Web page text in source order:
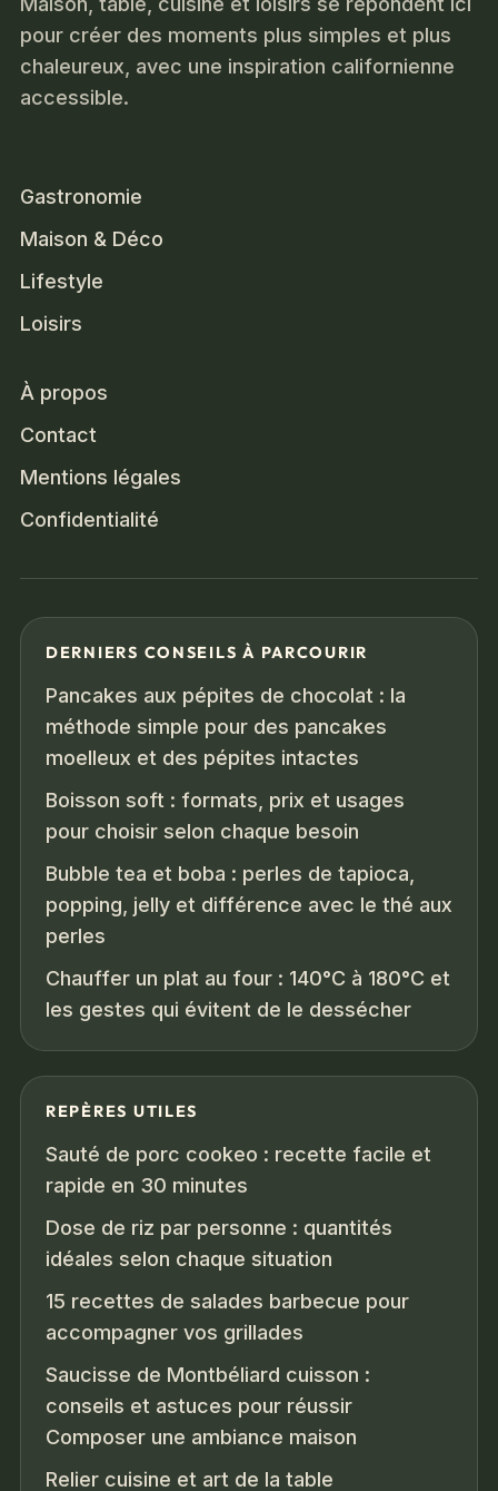
pour créer des moments plus simples et plus
chaleureux, avec une inspiration californienne
accessible.
Gastronomie
Maison & Déco
Lifestyle
Loisirs
À propos
Contact
Mentions légales
Confidentialité
DERNIERS CONSEILS À PARCOURIR
Pancakes aux pépites de chocolat : la
méthode simple pour des pancakes
moelleux et des pépites intactes
Boisson soft : formats, prix et usages
pour choisir selon chaque besoin
Bubble tea et boba : perles de tapioca,
popping, jelly et différence avec le thé aux
perles
Chauffer un plat au four : 140°C à 180°C et
les gestes qui évitent de le dessécher
REPÈRES UTILES
Sauté de porc cookeo : recette facile et
rapide en 30 minutes
Dose de riz par personne : quantités
idéales selon chaque situation
15 recettes de salades barbecue pour
accompagner vos grillades
Saucisse de Montbéliard cuisson :
conseils et astuces pour réussir
Composer une ambiance maison
Relier cuisine et art de la table